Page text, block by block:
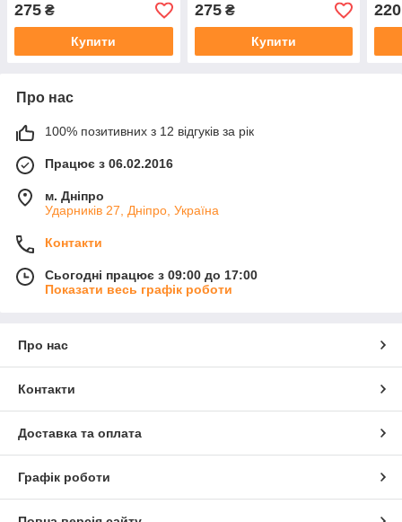
275 ₴
Купити
275₴
Купити
220
Про нас
100% позитивних з 12 відгуків за рік
Працює з 06.02.2016
м. Дніпро
Ударників 27, Дніпро, Україна
Контакти
Сьогодні працює з 09:00 до 17:00
Показати весь графік роботи
Про нас
Контакти
Доставка та оплата
Графік роботи